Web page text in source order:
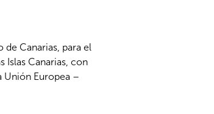
Canarias, para el
Islas Canarias, con
Unión Europea –